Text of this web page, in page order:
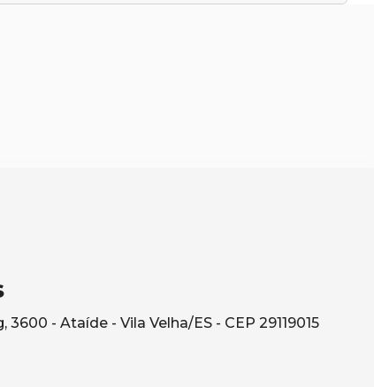
- Ataíde - Vila Velha/ES - CEP 29119015